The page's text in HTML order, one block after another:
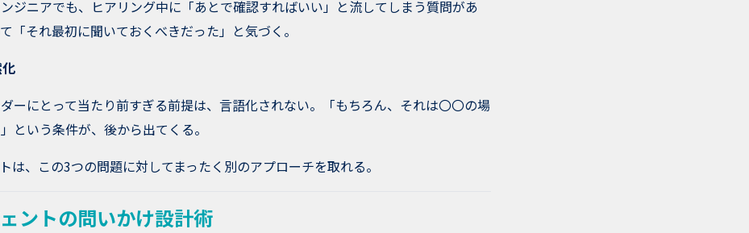
ジニアでも、ヒアリング中に「あとで確認すればいい」と流してしまう質問があ
「それ最初に聞いておくべきだった」と気づく。
ーにとって当たり前すぎる前提は、言語化されない。「もちろん、それは〇〇の場
という条件が、後から出てくる。
は、この3つの問題に対してまったく別のアプローチを取れる。
ントの問いかけ設計術